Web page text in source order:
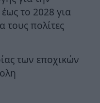
το 2028 για
τους πολίτες
των εποχικών